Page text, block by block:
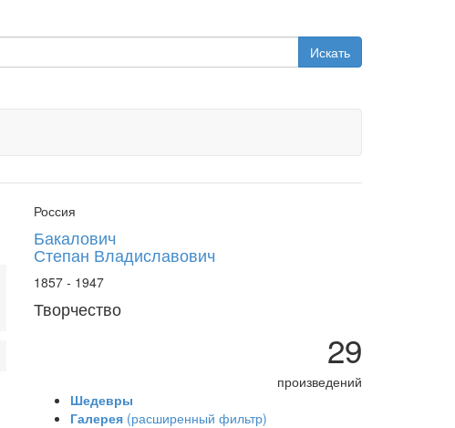
Искать
Россия
Бакалович
Степан Владиславович
1857 - 1947
Творчество
29
произведений
Шедевры
Галерея (расширенный фильтр)